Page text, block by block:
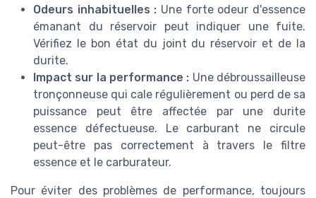
Odeurs inhabituelles : Une forte odeur d'essence
émanant du réservoir peut indiquer une fuite.
Vérifiez le bon état du joint du réservoir et de la
durite.
Impact sur la performance : Une débroussailleuse
tronçonneuse qui cale régulièrement ou perd de sa
puissance peut être affectée par une durite
essence défectueuse. Le carburant ne circule
peut-être pas correctement à travers le filtre
essence et le carburateur.
Pour éviter des problèmes de performance, toujours